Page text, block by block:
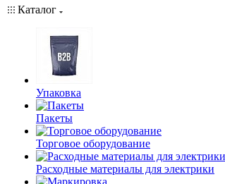
Каталог
Упаковка
Пакеты
Торговое оборудование
Расходные материалы для электрики